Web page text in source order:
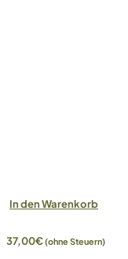
In den Warenkorb
37,00€(ohne Steuern)